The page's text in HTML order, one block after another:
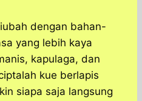
dengan bahan-
yang lebih kaya
kapulaga, dan
kue berlapis
siapa saja langsung